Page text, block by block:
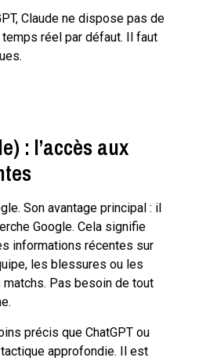
Claude ne dispose pas de
réel par défaut. Il faut
: l’accès aux
Son avantage principal : il
Google. Cela signifie
informations récentes sur
les blessures ou les
Pas besoin de tout
précis que ChatGPT ou
tactique approfondie. Il est